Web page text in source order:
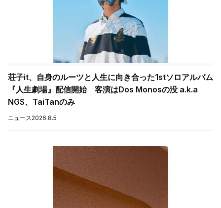
荘子it、自身のルーツと人生に向き合った1stソロアルバム
『人生劇場』配信開始 客演はDos Monosの没 a.k.a
NGS、TaiTanのみ
ニュース2026.8.5